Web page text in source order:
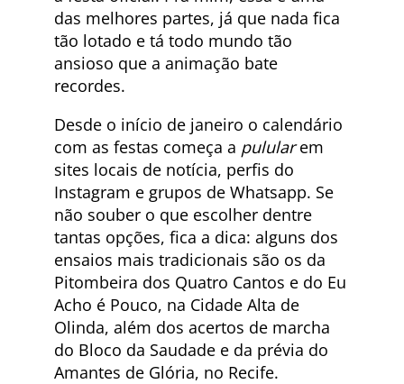
das melhores partes, já que nada fica
tão lotado e tá todo mundo tão
ansioso que a animação bate
recordes.
Desde o início de janeiro o calendário
com as festas começa a pulularem
sites locais de notícia, perfis do
Instagram e grupos de Whatsapp. Se
não souber o que escolher dentre
tantas opções, fica a dica: alguns dos
ensaios mais tradicionais são os da
Pitombeira dos Quatro Cantos e do Eu
Acho é Pouco, na Cidade Alta de
Olinda, além dos acertos de marcha
do Bloco da Saudade e da prévia do
Amantes de Glória, no Recife.